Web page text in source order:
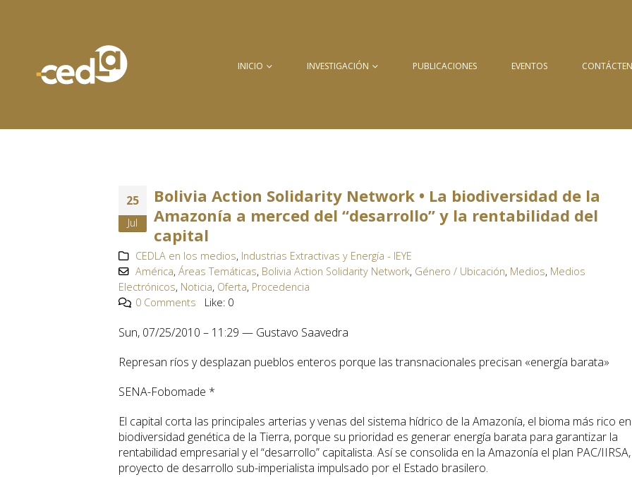
INICIO INVESTIGACIÓN PUBLICACIONES EVENTOS
25
Jul
Bolivia Action Solidarity Network • La biodiversidad de la
Amazonía a merced del “desarrollo” y la rentabilidad del
capital
CEDLA en los medios, Industrias Extractivas y Energía - IEYE
América,Áreas Temáticas, Bolivia Action Solidarity Network, Género / Ubicación, Medios, Medios
Electrónicos, Noticia, Oferta, Procedencia
0 Comments
Like: 0
Sun, 07/25/2010 – 11:29 — Gustavo Saavedra
Represan ríos y desplazan pueblos enteros porque las transnacionales precisan «energía barata»
SENA-Fobomade *
El capital corta las principales arterias y venas del sistema hídrico de la Amazonía, el bioma más rico en
biodiversidad genética de la Tierra, porque su prioridad es generar energía barata para garantizar la
rentabilidad empresarial y el “desarrollo” capitalista. Así se consolida en la Amazonía el plan PAC/
proyecto de desarrollo sub-imperialista impulsado por el Estado brasilero.